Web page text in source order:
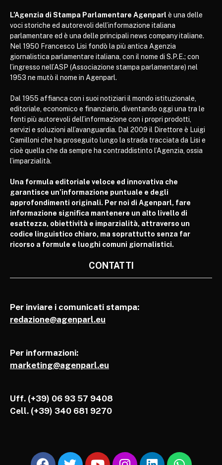
L’Agenzia di Stampa Parlamentare Agenparl è una delle
voci storiche ed autorevoli dell’informazione italiana
parlamentare ed è una delle principali news company italiane.
Nel 1950 Francesco Lisi fondò la più antica Agenzia
giornalistica parlamentare italiana, con il nome di S.P.E.; con
l’ingresso nell’ASP (Associazione stampa parlamentare) nel
1953 ne mutò il nome in Agenparl.
Dal 1955 affianca con i suoi notiziari il mondo istituzionale,
editoriale, economico e finanziario, diventando oggi una tra le
fonti più autorevoli dell’informazione con i propri prodotti,
servizi e soluzioni all’avanguardia. Dal 2009 il Direttore è Luigi
Camilloni che ha proseguito lungo la strada tracciata da Lisi e
cioè quella che da sempre ha contraddistinto l’Agenzia, ossia
l’imparzialità.
Una formula editoriale veloce ed innovativa che
garantisce un’informazione puntuale e degli
approfondimenti originali. Per noi di Agenparl, fare
informazione significa mantenere un alto livello di
esattezza, obiettività e imparzialità, attraverso un
codice linguistico chiaro, ma soprattutto senza far
ricorso a formule e luoghi comuni giornalistici.
CONTATTI
Per inviare i comunicati stampa:
redazione@agenparl.eu
Per informazioni:
marketing@agenparl.eu
Uff. (+39) 06 93 57 9408
Cell. (+39) 340 681 9270